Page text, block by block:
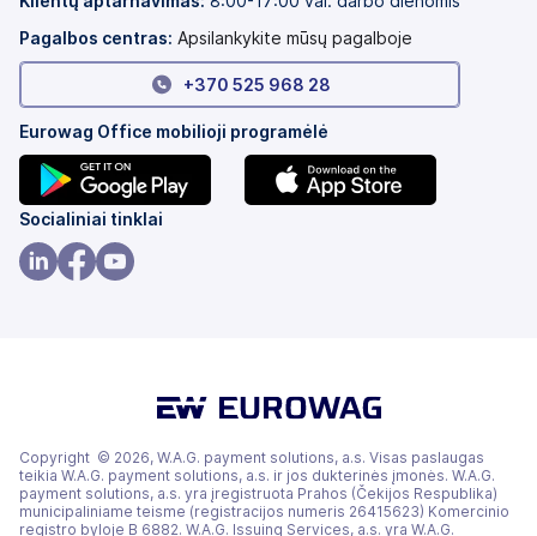
Pagalbos centras: Apsilankykite mūsų pagalboje
+370 525 968 28
Eurowag Office mobilioji programėlė
(atsidaro
naujame
skirtuke)
Socialiniai tinklai
Copyright © 2026, W.A.G. payment solutions, a.s. Visas paslaugas
teikia W.A.G. payment solutions, a.s. ir jos dukterinės įmonės. W.A.G.
payment solutions, a.s. yra įregistruota Prahos (Čekijos Respublika)
municipaliniame teisme (registracijos numeris 26415623) Komercinio
registro byloje B 6882. W.A.G. Issuing Services, a.s. yra W.A.G.